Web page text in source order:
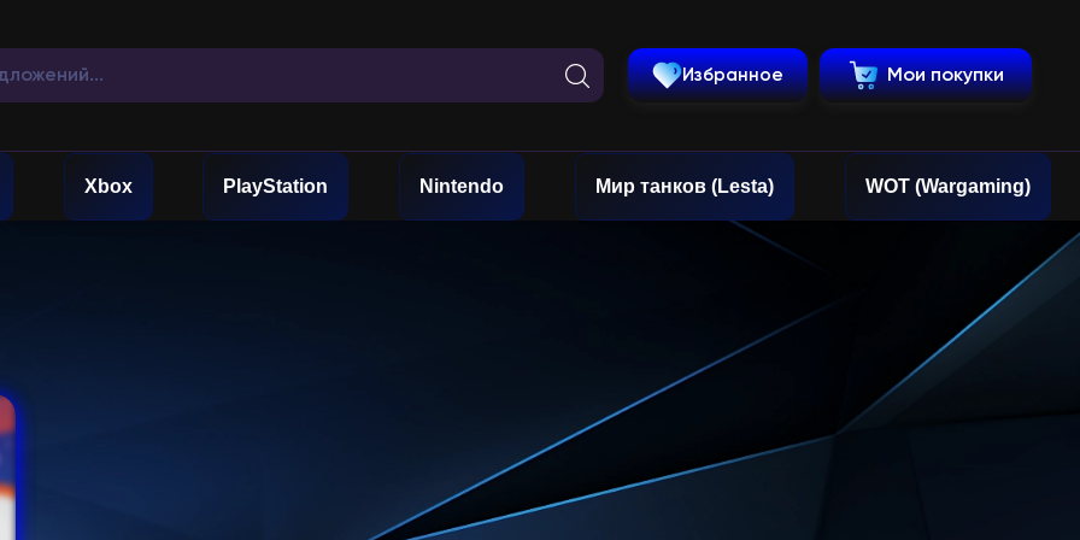
Избранное Мои покупки
Xbox PlayStation Nintendo Мир танков (Lesta) WOT (Wargaming)